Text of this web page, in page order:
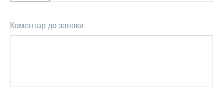
Коментар до заявки